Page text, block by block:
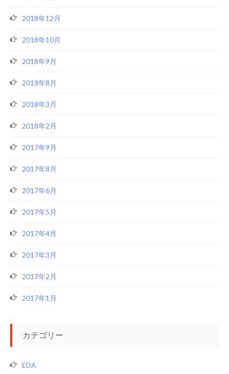
2018年12月
2018年10月
2018年9月
2018年8月
2018年3月
2018年2月
2017年9月
2017年8月
2017年6月
2017年5月
2017年4月
2017年3月
2017年2月
2017年1月
カテゴリー
EDA